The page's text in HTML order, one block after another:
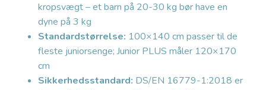
kropsvægt – et barn på 20-30 kg bør have en
dyne på 3 kg
Standardstørrelse: 100×140 cm passer til de
fleste juniorsenge; Junior PLUS måler 120×170
cm
Sikkerhedsstandard: DS/EN 16779-1:2018 er